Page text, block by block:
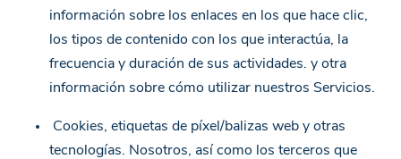
información sobre los enlaces en los que hace clic,
los tipos de contenido con los que interactúa, la
frecuencia y duración de sus actividades. y otra
información sobre cómo utilizar nuestros Servicios.
Cookies, etiquetas de píxel/balizas web y otras
tecnologías. Nosotros, así como los terceros que